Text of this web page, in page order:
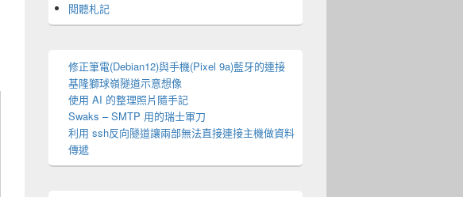
閱聽札記
修正筆電(Debian12)與手機(Pixel 9a)藍牙的連接
基隆獅球嶺隧道示意想像
使用 AI 的整理照片隨手記
Swaks – SMTP 用的瑞士軍刀
利用 ssh反向隧道讓兩部無法直接連接主機做資料
傳遞